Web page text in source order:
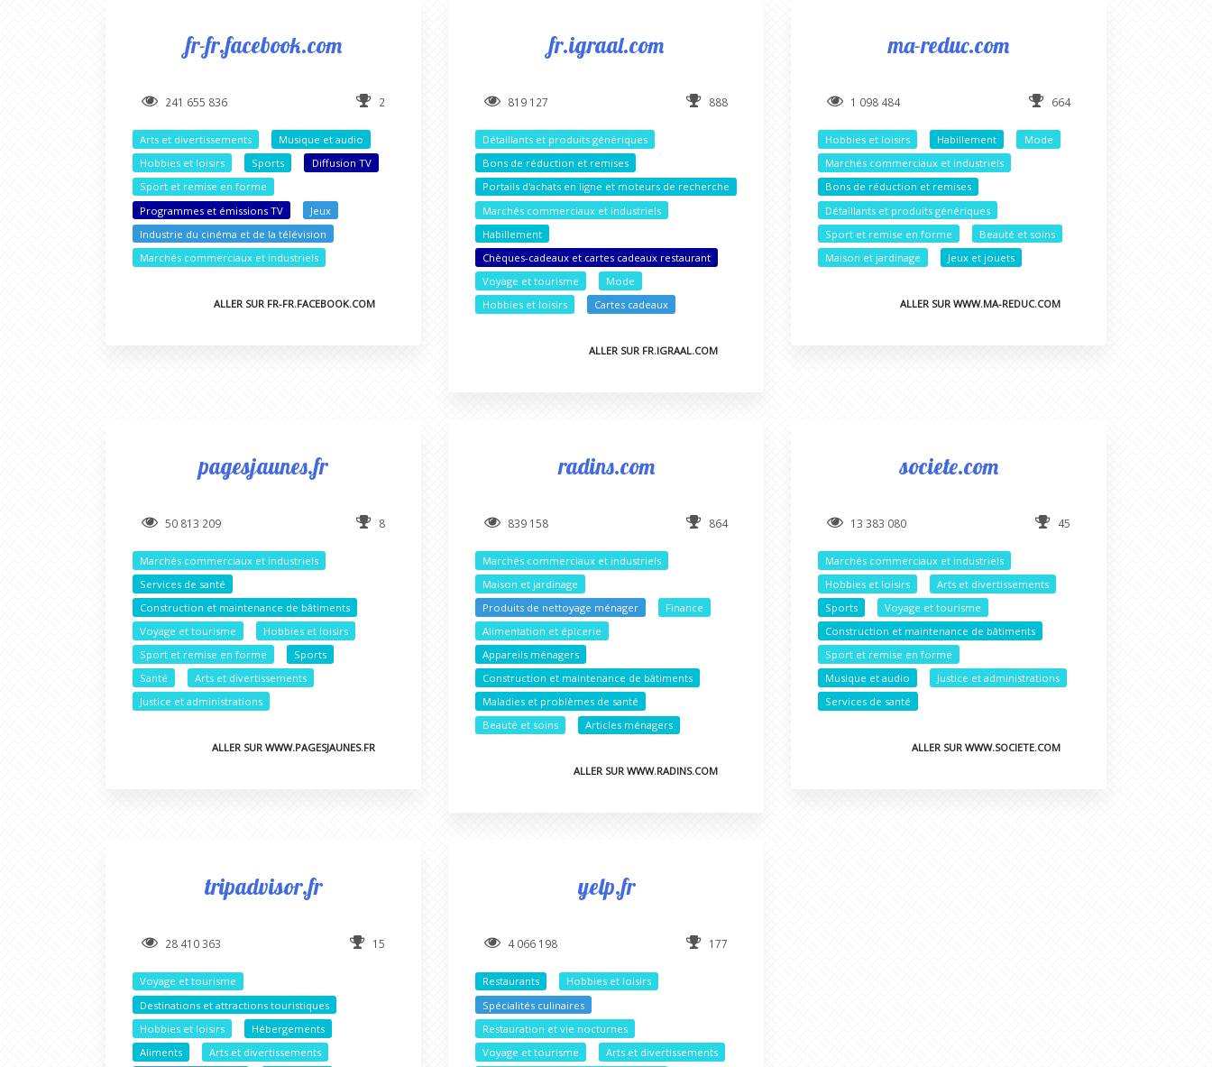
fr-fr.facebook.com
241 655 836 2
Arts et divertissements
Musique et audio
Hobbies et loisirs
Sports
Diffusion TV
Sport et remise en forme
Programmes et émissions TV
Jeux
Industrie du cinéma et de la télévision
Marchés commerciaux et industriels
ALLER SUR FR-FR.FACEBOOK.COM
fr.igraal.com
819 127 888
Détaillants et produits génériques
Bons de réduction et remises
Portails d'achats en ligne et moteurs de recherche
Marchés commerciaux et industriels
Habillement
Chèques-cadeaux et cartes cadeaux restaurant
Voyage et tourisme
Mode
Hobbies et loisirs
Cartes cadeaux
ALLER SUR FR.IGRAAL.COM
ma-reduc.com
1 098 484 664
Hobbies et loisirs Habillement
Mode
Marchés commerciaux et industriels
Bons de réduction et remises
Détaillants et produits génériques
Sport et remise en forme
Beauté et soins
Maison et jardinage
Jeux et jouets
ALLER SUR WWW.MA-REDUC.COM
pagesjaunes.fr
50 813 209 8
Marchés commerciaux et industriels
Services de santé
Construction et maintenance de bâtiments
Voyage et tourisme
Hobbies et loisirs
Sport et remise en forme
Sports
Santé
Arts et divertissements
Justice et administrations
ALLER SUR WWW.PAGESJAUNES.FR
radins.com
839 158 864
Marchés commerciaux et industriels
Maison et jardinage
Produits de nettoyage ménager
Finance
Alimentation et épicerie
Appareils ménagers
Construction et maintenance de bâtiments
Maladies et problèmes de santé
Beauté et soins
Articles ménagers
ALLER SUR WWW.RADINS.COM
societe.com
13 383 080 45
Marchés commerciaux et industriels
Hobbies et loisirs
Arts et divertissements
Sports
Voyage et tourisme
Construction et maintenance de bâtiments
Sport et remise en forme
Musique et audio
Justice et administrations
Services de santé
ALLER SUR WWW.SOCIETE.COM
tripadvisor.fr
28 410 363 15
Voyage et tourisme
Destinations et attractions touristiques
Hobbies et loisirs
Hébergements
Aliments
Arts et divertissements
yelp.fr
4 066 198 177
Restaurants
Hobbies et loisirs
Spécialités culinaires
Restauration et vie nocturnes
Voyage et tourisme
Arts et divertissements